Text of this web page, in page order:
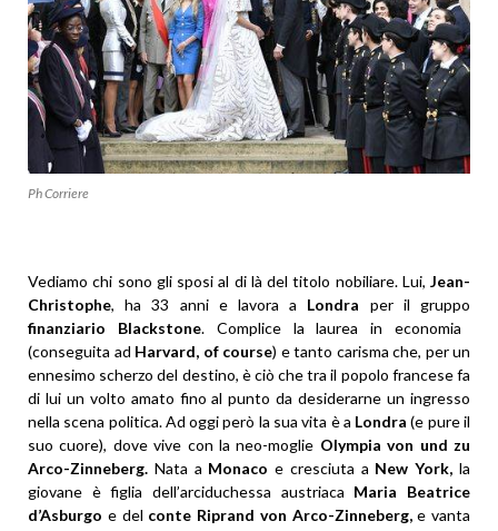
Ph Corriere
Vediamo chi sono gli sposi al di là del titolo nobiliare. Lui, Jean-
Christophe, ha 33 anni e lavora a Londra per il gruppo
finanziario Blackstone. Complice la laurea in economia
(conseguita ad Harvard, of course) e tanto carisma che, per un
ennesimo scherzo del destino, è ciò che tra il popolo francese fa
di lui un volto amato fino al punto da desiderarne un ingresso
nella scena politica. Ad oggi però la sua vita è a Londra (e pure il
suo cuore), dove vive con la neo-moglie Olympia von und zu
Arco-Zinneberg. Nata a Monaco e cresciuta a New York, la
giovane è figlia dell’arciduchessa austriaca Maria Beatrice
d’Asburgo e del conte Riprand von Arco-Zinneberg,e vanta